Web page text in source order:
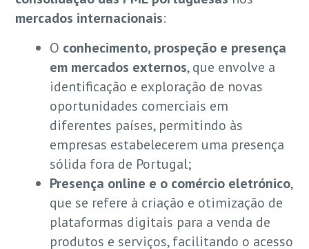
mercados internacionais:
O conhecimento, prospeção e presença
em mercados externos, que envolve a
identificação e exploração de novas
oportunidades comerciais em
diferentes países, permitindo às
empresas estabelecerem uma presença
sólida fora de Portugal;
Presença online e o comércio eletrónico,
que se refere à criação e otimização de
plataformas digitais para a venda de
produtos e serviços, facilitando o acesso